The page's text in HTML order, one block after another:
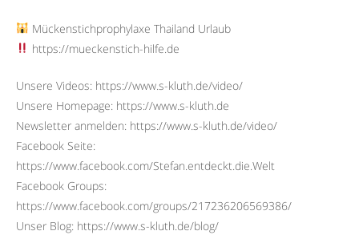
Mückenstichprophylaxe Thailand Urlaub
https://mueckenstich-hilfe.de
Unsere Videos: https://www.s-kluth.de/video/
Unsere Homepage: https://www.s-kluth.de
Newsletter anmelden: https://www.s-kluth.de/video/
Facebook Seite:
https://www.facebook.com/Stefan.entdeckt.die.Welt
Facebook Groups:
https://www.facebook.com/groups/217236206569386/
Unser Blog: https://www.s-kluth.de/blog/